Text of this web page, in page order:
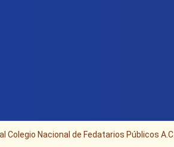
Nacional de Fedatarios Públicos A.C.